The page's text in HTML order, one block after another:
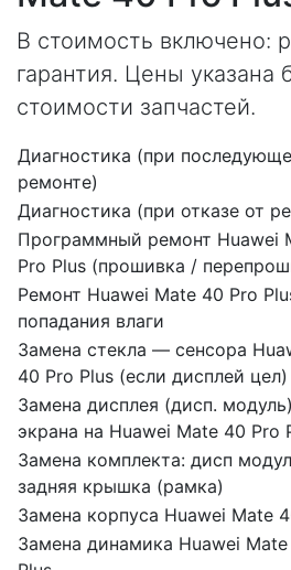
В стоимость включено:
гарантия. Цены указана
стоимости запчастей.
Диагностика (при
ремонте)
Диагностика (при отказе от
Программный ремонт Huawei
Pro Plus (прошивка /
Ремонт Huawei Mate 40 Pro
попадания влаги
Замена стекла — сенсора
40 Pro Plus (если дисплей цел)
Замена дисплея (дисп.
экрана на Huawei Mate 40 Pro
Замена комплекта: дисп
задняя крышка (рамка)
Замена корпуса Huawei Mate
Замена динамика Huawei